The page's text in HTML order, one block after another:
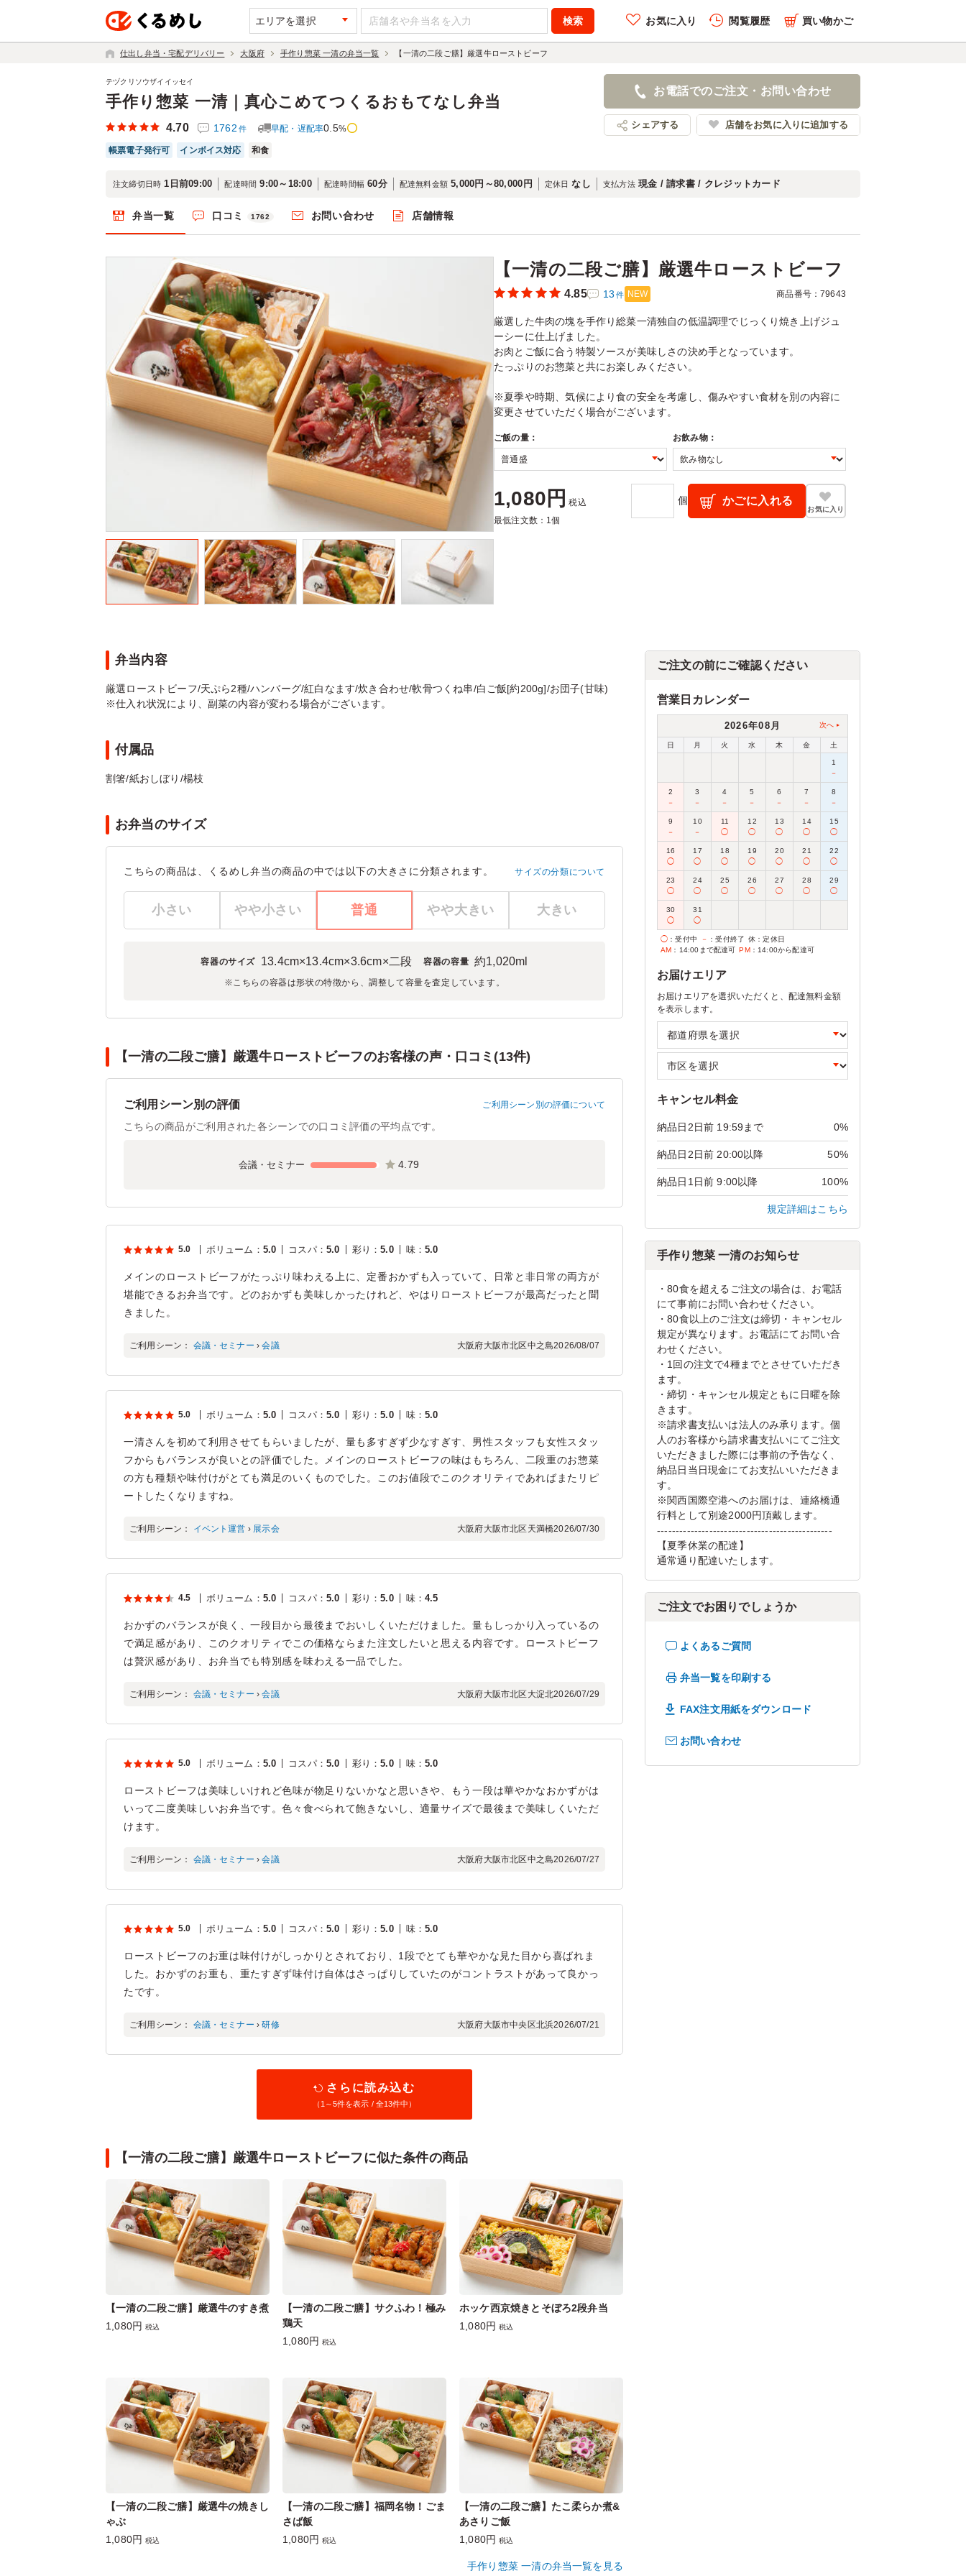
エリアを選択 お気に入り 閲覧履歴
履歴を全件削除する
ーフ
店舗名：手作り惣菜 一清
買い物かご
仕出し弁当・宅配デリバリー 大阪府 手作り惣菜 一清の弁当一覧 【一清の二段ご膳】厳選牛ローストビーフ
手作り惣菜 一清｜真心こめてつくるおもてなし弁当
テヅクリソウザイイッセイ
4.70 1762 件 早配・遅配率0.5%
帳票電子発行可 インボイス対応 和食
お電話でのご注文・お問い合わせ
シェアする 店舗をお気に入りに追加する
注文締切日時 1日前09:00 配達時間 9:00～18:00 配達時間幅 60分 配達無料金額 5,000円～80,000円 定休日 なし 支払方法 現金 / 請求書 / クレジットカード
弁当一覧 口コミ 1762 お問い合わせ 店舗情報
【一清の二段ご膳】厳選牛ローストビーフ
4.85 13 件 NEW 商品番号：79643
厳選した牛肉の塊を手作り総菜一清独自の低温調理でじっくり焼き上げジュ
ーシーに仕上げました。
お肉とご飯に合う特製ソースが美味しさの決め手となっています。
たっぷりのお惣菜と共にお楽しみください。
※夏季や時期、気候により食の安全を考慮し、傷みやすい食材を別の内容に
変更させていただく場合がございます。
ご飯の量： お飲み物：
1,080円 税込
最低注文数：1個
個 かごに入れる
お気に入り
弁当内容
厳選ローストビーフ/天ぷら2種/ハンバーグ/紅白なます/炊き合わせ/軟骨つくね串/白ご飯[約200g]/お団子(甘味)
※仕入れ状況により、副菜の内容が変わる場合がございます。
付属品
割箸/紙おしぼり/楊枝
お弁当のサイズ
こちらの商品は、くるめし弁当の商品の中では以下の大きさに分類されます。 サイズの分類について
小さい やや小さい 普通 やや大きい 大きい
容器のサイズ 13.4cm×13.4cm×3.6cm×二段 容器の容量 約1,020ml
※こちらの容器は形状の特徴から、調整して容量を査定しています。
【一清の二段ご膳】厳選牛ローストビーフのお客様の声・口コミ(13件)
ご利用シーン別の評価 ご利用シーン別の評価について
こちらの商品がご利用された各シーンでの口コミ評価の平均点です。
会議・セミナー 4.79
5.0 ボリューム ： 5.0 コスパ： 5.0 彩り ：5.0 味：5.0
メインのローストビーフがたっぷり味わえる上に、定番おかずも入っていて、日常と非日常の両方が
堪能できるお弁当です。どのおかずも美味しかったけれど、やはりローストビーフが最高だったと聞
きました。
ご利用シーン： 会議・セミナー ›会議 大阪府大阪市北区中之島2026/08/07
5.0 ボリューム ： 5.0 コスパ： 5.0 彩り ：5.0 味：5.0
一清さんを初めて利用させてもらいましたが、量も多すぎず少なすぎす、男性スタッフも女性スタッ
フからもバランスが良いとの評価でした。メインのローストビーフの味はもちろん、二段重のお惣菜
の方も種類や味付けがとても満足のいくものでした。このお値段でこのクオリティであればまたリピ
ートしたくなりますね。
ご利用シーン： イベント運営 › 展示会 大阪府大阪市北区天満橋2026/07/30
4.5 ボリューム ： 5.0 コスパ： 5.0 彩り ：5.0 味：4.5
おかずのバランスが良く、一段目から最後までおいしくいただけました。量もしっかり入っているの
で満足感があり、このクオリティでこの価格ならまた注文したいと思える内容です。ローストビーフ
は贅沢感があり、お弁当でも特別感を味わえる一品でした。
ご利用シーン： 会議・セミナー ›会議 大阪府大阪市北区大淀北2026/07/29
5.0 ボリューム ： 5.0 コスパ： 5.0 彩り ：5.0 味：5.0
ローストビーフは美味しいけれど色味が物足りないかなと思いきや、もう一段は華やかなおかずがは
いって二度美味しいお弁当です。色々食べられて飽きないし、適量サイズで最後まで美味しくいただ
けます。
ご利用シーン： 会議・セミナー ›会議 大阪府大阪市北区中之島2026/07/27
5.0 ボリューム ： 5.0 コスパ： 5.0 彩り ：5.0 味：5.0
ローストビーフのお重は味付けがしっかりとされており、1段でとても華やかな見た目から喜ばれま
した。おかずのお重も、重たすぎず味付け自体はさっぱりしていたのがコントラストがあって良かっ
たです。
ご利用シーン： 会議・セミナー ›研修 大阪府大阪市中央区北浜2026/07/21
さらに読み込む
（1～5件を表示 / 全13件中）
【一清の二段ご膳】厳選牛ローストビーフに似た条件の商品
【一清の二段ご膳】厳選牛のすき煮
1,080円 税込
【一清の二段ご膳】サクふわ！極み
鶏天
1,080円 税込
ホッケ西京焼きとそぼろ2段弁当
1,080円 税込
【一清の二段ご膳】厳選牛の焼きし
ゃぶ
1,080円 税込
【一清の二段ご膳】福岡名物！ごま
さば飯
1,080円 税込
【一清の二段ご膳】たこ柔らか煮&
あさりご飯
1,080円 税込
手作り惣菜 一清の弁当一覧を見る
ご注文の前にご確認ください
営業日カレンダー
2026年08月 次へ
日 月 火 水 木 金 土
1
－
2
－
3
－
4
－
5
－
6
－
7
－
8
－
9
－
10
－
11
◯
12
◯
13
◯
14
◯
15
◯
16
◯
17
◯
18
◯
19
◯
20
◯
21
◯
22
◯
23
◯
24
◯
25
◯
26
◯
27
◯
28
◯
29
◯
30
◯
31
◯
◯ ：受付中 － ：受付終了 休 ：定休日
AM ：14:00まで配達可 PM：14:00から配達可
お届けエリア
お届けエリアを選択いただくと、配達無料金額
を表示します。
キャンセル料金
納品日2日前 19:59まで 0%
納品日2日前 20:00以降 50%
納品日1日前 9:00以降 100%
規定詳細はこちら
手作り惣菜 一清のお知らせ
・80食を超えるご注文の場合は、お電話
にて事前にお問い合わせください。
・80食以上のご注文は締切・キャンセル
規定が異なります。お電話にてお問い合
わせください。
・1回の注文で4種までとさせていただき
ます。
・締切・キャンセル規定ともに日曜を除
きます。
※請求書支払いは法人のみ承ります。個
人のお客様から請求書支払いにてご注文
いただきました際には事前の予告なく、
納品日当日現金にてお支払いいただきま
す。
※関西国際空港へのお届けは、連絡橋通
行料として別途2000円頂戴します。
-----------------------------------------------
【夏季休業の配達】
通常通り配達いたします。
ご注文でお困りでしょうか
よくあるご質問
弁当一覧を印刷する
FAX注文用紙をダウンロード
お問い合わせ